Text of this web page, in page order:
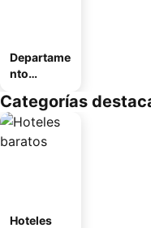
Departame
nto
Categorías
Hoteles